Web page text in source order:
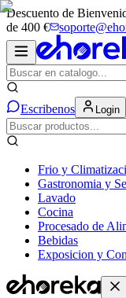
Descuento de
de 400 €
Escribenos Login
Frio y
Gastronomia y
Lavado
Cocina
Procesado de
Bebidas
Exposicion y